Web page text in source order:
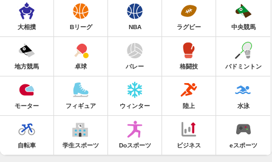
大相撲 Bリーグ NBA ラグビー 中央競馬
地方競馬 卓球 バレー 格闘技 バドミントン
モーター フィギュア ウィンター 陸上 水泳
自転車 学生スポーツ Doスポーツ ビジネス eスポーツ